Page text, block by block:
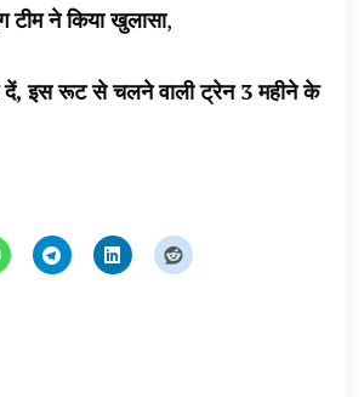
टीम ने किया खुलासा,
दें, इस रूट से चलने वाली ट्रेन 3 महीने के